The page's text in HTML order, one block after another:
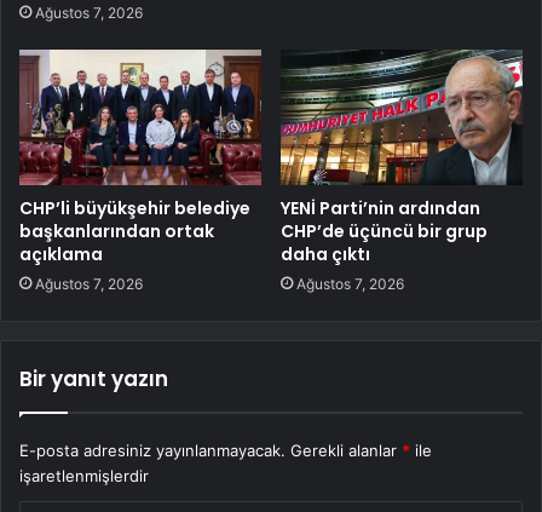
Ağustos 7, 2026
CHP’li büyükşehir belediye
başkanlarından ortak
açıklama
Ağustos 7, 2026
YENİ Parti’nin ardından
CHP’de üçüncü bir grup
daha çıktı
Ağustos 7, 2026
Bir yanıt yazın
E-posta adresiniz yayınlanmayacak. Gerekli alanlar * ile
işaretlenmişlerdir